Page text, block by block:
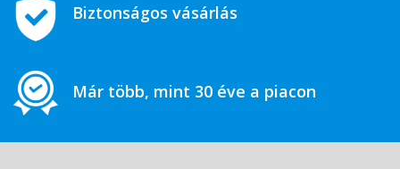
Biztonságos vásárlás
Már több, mint 30 éve a piacon